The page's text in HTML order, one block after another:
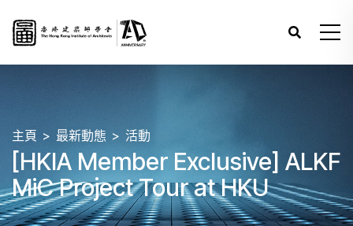
主頁 最新動態 活動
[HKIA Member Exclusive] ALKF
MiC Project Tour at HKU